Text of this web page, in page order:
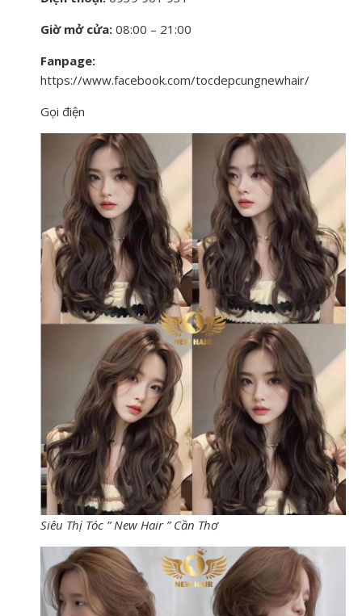
Giờ mở cửa: 08:00 – 21:00
Fanpage:
https://www.facebook.com/tocdepcungnewhair/
Gọi điện
Siêu Thị Tóc ” New Hair ” Cần Thơ